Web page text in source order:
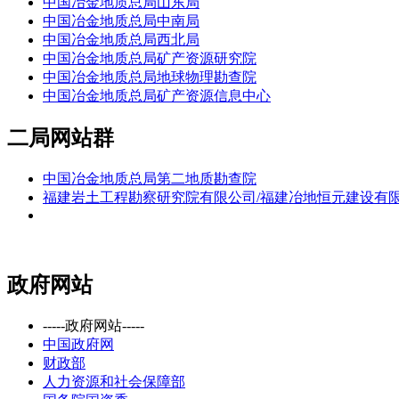
中国冶金地质总局中南局
中国冶金地质总局西北局
中国冶金地质总局矿产资源研究院
中国冶金地质总局地球物理勘查院
中国冶金地质总局矿产资源信息中心
二局网站群
中国冶金地质总局第二地质勘查院
福建岩土工程勘察研究院有限公司/福建冶地恒元建设有
政府网站
-----政府网站-----
中国政府网
财政部
人力资源和社会保障部